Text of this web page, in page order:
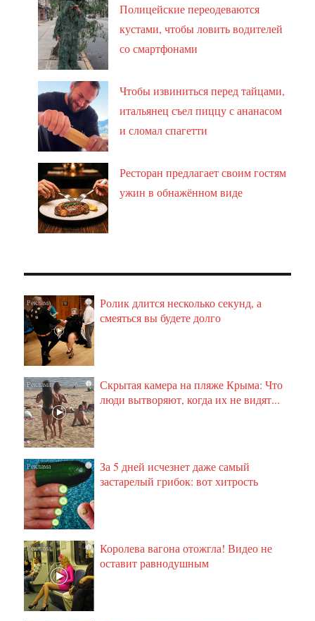
Полицейские переодеваются
кустами, чтобы ловить водителей
со смартфонами
Чтобы извиниться перед тайцами,
итальянец съел пиццу с ананасом
и сломал спагетти
Ресторан предлагает своим гостям
ужин в обнажённом виде
i
Ролик длится несколько секунд, а
смеяться вы будете долго
i
Скрытая камера на пляже Крыма: Что
люди вытворяют, когда их не видят...
i
За 5 дней исчезнет даже самый
застарелый грибок: вот хитрость
i
Королева вагона отожгла! Видео не
оставит равнодушным